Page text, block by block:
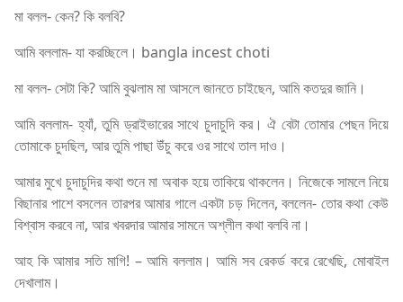
মা বলল- কেন? কি বলবি?
আমি বললাম- যা করচ্ছিলে। bangla incest choti
মা বলল- সেটা কি? আমি বুঝলাম মা আসলে জানতে চাইছেন, আমি কতদুর জানি।
আমি বললাম- হ্যাঁ, তুমি ড্রাইভারের সাথে চুদাচুদি কর। ঐ বেটা তোমার পেছন দিয়ে
তোমাকে চুদছিল, আর তুমি পাছা উঁচু করে ওর সাথে তাল দাও।
আমার মুখে চুদাচুদির কথা শুনে মা অবাক হয়ে তাকিয়ে থাকলেন। নিজেকে সামলে নিয়ে
বিছানার পাশে বসলেন তারপর আমার গালে একটা চড় দিলেন, বললেন- তোর কথা কেউ
বিশ্বাস করবে না, আর খবরদার আমার সামনে অশ্লীল কথা বলবি না।
আহ কি আমার সতি মাগি! – আমি বললাম। আমি সব রেকর্ড করে রেখেছি, মোবাইল
দেখালাম।